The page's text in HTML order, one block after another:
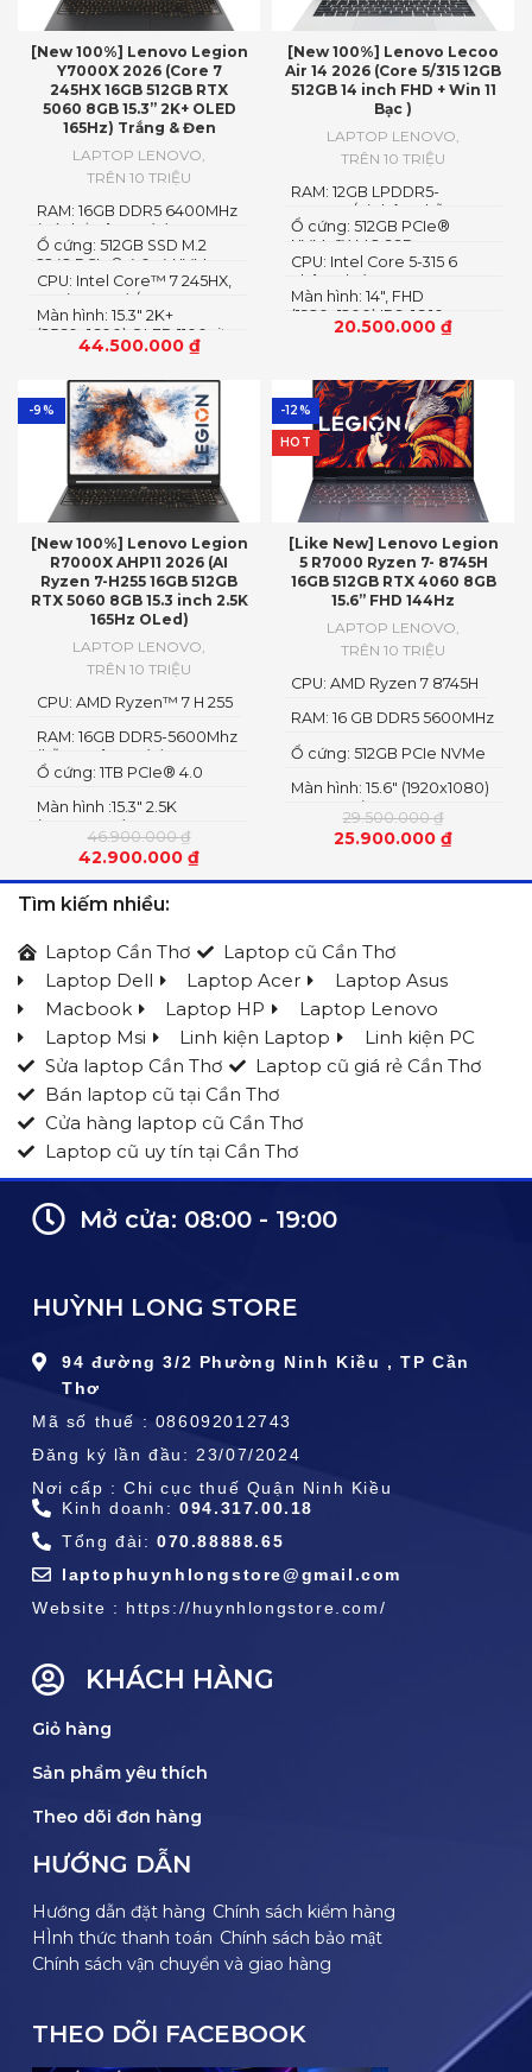
[New 100%] Lenovo Legion
Y7000X 2026 (Core 7
245HX 16GB 512GB RTX
5060 8GB 15.3” 2K+ OLED
165Hz) Trắng & Đen
LAPTOP LENOVO
TRÊN 10 TRIỆU
44.500.000 ₫
Màn hình: 15.3″ 2K+
(2560×1600) OLED 1100nits
(peak) / 500nits (typical)
G-SYNC®, DisplayHDR™
True Black 1000
CPU: Intel Core™ 7 245HX,
14C (6P + 8E) / 14T
Ổ cứng: 512GB SSD M.2
2242 PCIe® 4.0×4 NVMe
RAM: 16GB DDR5 6400MHz
(có thể nâng cấp)
[New 100%] Lenovo Lecoo
Air 14 2026 (Core 5/315 12GB
512GB 14 inch FHD + Win 11
Bạc )
LAPTOP LENOVO
TRÊN 10 TRIỆU
20.500.000 ₫
Màn hình: 14″, FHD
(1920x1200) IPS, 16:10
CPU: Intel Core 5-315 6
nhân 6 luồng
Ổ cứng: 512GB PCIe®
NVMe™ M.2 SSD
RAM: 12GB LPDDR5-
5600MT/s (Không hỗ trợ
nâng cấp)
-9%
[New 100%] Lenovo Legion
R7000X AHP11 2026 (AI
Ryzen 7-H255 16GB 512GB
RTX 5060 8GB 15.3 inch 2.5K
165Hz OLed)
LAPTOP LENOVO
TRÊN 10 TRIỆU
46.900.000₫
42.900.000 ₫
Màn hình :15.3" 2.5K
(2560x1600) OLED
Ổ cứng: 1TB PCIe® 4.0
RAM: 16GB DDR5-5600Mhz
(hỗ trợ nâng cấp)
CPU: AMD Ryzen™ 7 H 255
-12%
HOT
[Like New] Lenovo Legion
5 R7000 Ryzen 7- 8745H
16GB 512GB RTX 4060 8GB
15.6” FHD 144Hz
LAPTOP LENOVO
TRÊN 10 TRIỆU
29.500.000₫
25.900.000 ₫
Màn hình: 15.6" (1920x1080)
IPS, 300nits
Ổ cứng: 512GB PCIe NVMe
RAM: 16 GB DDR5 5600MHz
CPU: AMD Ryzen 7 8745H
Tìm kiếm nhiều:
Laptop Cần Thơ
Laptop cũ Cần Thơ
Laptop Dell
Laptop Acer
Laptop Asus
Macbook
Laptop HP
Laptop Lenovo
Laptop Msi
Linh kiện Laptop
Linh kiện PC
Sửa laptop Cần Thơ
Laptop cũ giá rẻ Cần Thơ
Bán laptop cũ tại Cần Thơ
Cửa hàng laptop cũ Cần Thơ
Laptop cũ uy tín tại Cần Thơ
Mở cửa: 08:00 - 19:00
HUỲNH LONG STORE
94 đường 3/2 Phường Ninh Kiều , TP Cần
Thơ
Mã số thuế : 086092012743
Đăng ký lần đầu: 23/07/2024
Nơi cấp : Chi cục thuế Quận Ninh Kiều
Kinh doanh:094.317.00.18
Tổng đài: 070.88888.65
laptophuynhlongstore@gmail.com
Website : https://huynhlongstore.com/
KHÁCH HÀNG
Giỏ hàng
Sản phẩm yêu thích
Theo dõi đơn hàng
HƯỚNG DẪN
Hướng dẫn đặt hàng Chính sách kiểm hàng
HÌnh thức thanh toán Chính sách bảo mật
Chính sách vận chuyển và giao hàng
THEO DÕI FACEBOOK